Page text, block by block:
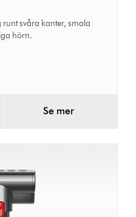
svåra kanter, smala
hörn.
Se mer